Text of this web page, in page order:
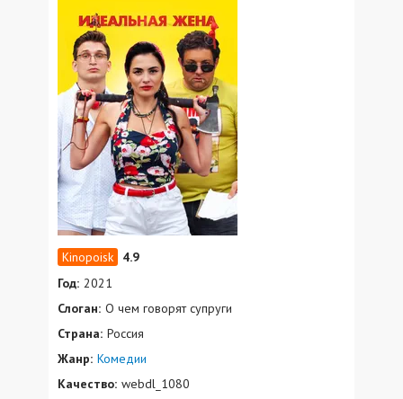
4.9
Год: 2021
Слоган: О чем говорят супруги
Страна: Россия
Жанр: Комедии
Качество: webdl_1080